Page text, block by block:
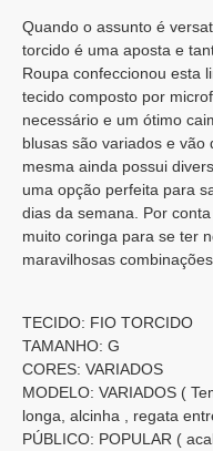
Quando o assunto é
torcido é uma aposta e
Roupa confeccionou esta
tecido composto por
necessário e um ótimo
blusas são variados e vão
mesma ainda possui
uma opção perfeita para
dias da semana. Por
muito coringa para se ter
maravilhosas combinações.
TECIDO: FIO TORCIDO
TAMANHO: G
CORES: VARIADOS
MODELO: VARIADOS (
longa, alcinha , regata
PÚBLICO: POPULAR (